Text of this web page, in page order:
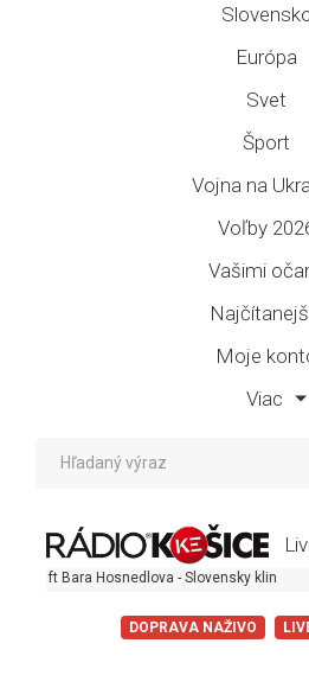
Európa
Svet
Šport
Vojna na
Voľby
Vašimi
Moje
Viac
Hosnedlova - Slovensky klin
DOPRAVA NAŽIVO